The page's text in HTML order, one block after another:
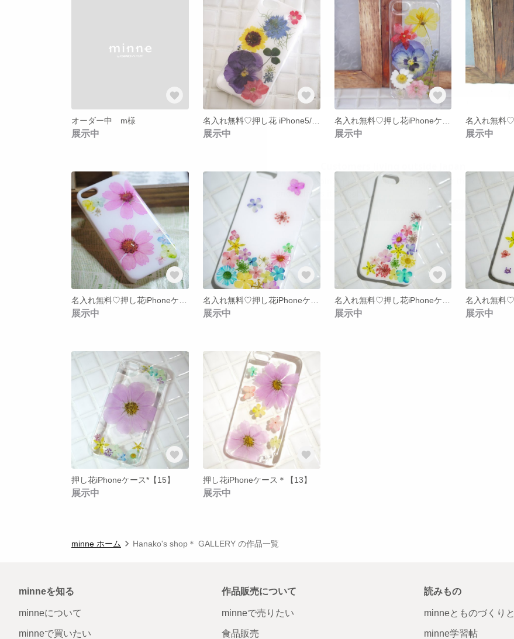
オーダー中 m様
展示中
名入れ無料♡押し花 iPhone5/5s ケース*【24】
展示中 展示中 展示中
展示中 展示中 展示中 展示中
押し花iPhoneケース*【15】
展示中
押し花iPhoneケース＊【13】
展示中
minne ホーム Hanako's shop＊ GALLERY の作品一覧
minneを知る
minneについて
minneで買いたい
作品販売について
minneで売りたい
食品販売
読みもの
minneとものづくりと
minne学習帖